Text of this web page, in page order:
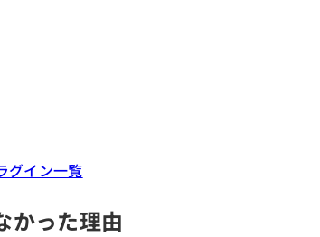
グイン一覧
かった理由